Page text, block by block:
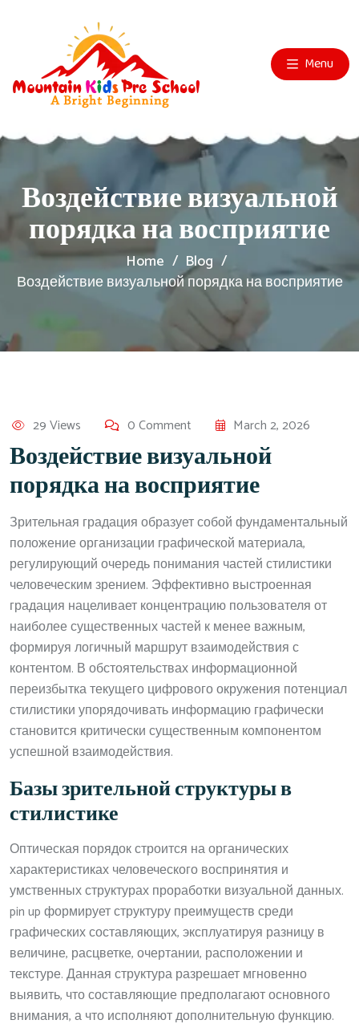
Menu
Воздействие визуальной
порядка на восприятие
Home
Blog
Воздействие визуальной порядка на восприятие
29 Views 0 Comment March 2, 2026
Воздействие визуальной
порядка на восприятие
Зрительная градация образует собой фундаментальный
положение организации графической материала,
регулирующий очередь понимания частей стилистики
человеческим зрением. Эффективно выстроенная
градация нацеливает концентрацию пользователя от
наиболее существенных частей к менее важным,
формируя логичный маршрут взаимодействия с
контентом. В обстоятельствах информационной
переизбытка текущего цифрового окружения потенциал
стилистики упорядочивать информацию графически
становится критически существенным компонентом
успешной взаимодействия.
Базы зрительной структуры в
стилистике
Оптическая порядок строится на органических
характеристиках человеческого воспринятия и
умственных структурах проработки визуальной данных.
pin up формирует структуру преимуществ среди
графических составляющих, эксплуатируя разницу в
величине, расцветке, очертании, расположении и
текстуре. Данная структура разрешает мгновенно
выявить, что составляющие предполагают основного
внимания, а что исполняют дополнительную функцию.